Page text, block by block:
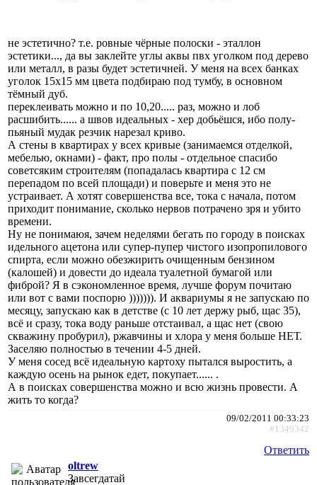
не эстетично? т.е. ровные чёрные полоски - эталлон
эстетики..., да вы заклейте углы аквы пвх уголком под дерево
или металл, в разы будет эстетичней. У меня на всех банках
уголок 15х15 мм цвета подбираю под тумбу, в основном
тёмный дуб.
переклеивать можно и по 10,20..... раз, можно и лоб
расшибить...... а швов идеальных - хер добьёшся, ибо полу-
пьяный мудак резчик нарезал криво.
А стены в квартирах у всех кривые (занимаемся отделкой,
мебелью, окнами) - факт, про полы - отдельное спасибо
советсяким строителям (попадалась квартира с 12 см
перепадом по всей площади) и поверьте и меня это не
устраивает. А хотят совершенства все, тока с начала, потом
приходит понимание, сколько нервов потрачено зря и убито
времени.
Ну не понимаюя, зачем неделями бегать по городу в поисках
идельного ацетона или супер-пупер чистого изопропилового
спирта, если можно обезжирить очищенным бензином
(калошей) и довести до идеала туалетной бумагой или
фиброй? Я в сэкономленное время, лучше форум почитаю
или вот с вами поспорю ))))))). И аквариумы я не запускаю по
месяцу, запускаю как в детстве (с 10 лет держу рыб, щас 35),
всё и сразу, тока воду раньше отстаивал, а щас нет (свою
скважину пробурил), ржавчины и хлора у меня больше НЕТ.
Заселяю полностью в течении 4-5 дней.
У меня сосед всё идеальную картоху пытался выростить, а
каждую осень на рынок едет, покупает...... .
А в поисках совершенства можно и всю жизнь провести. А
жить то когда?
09/02/2011 00:33:23
#1349342
Ответить
oltrew
Завсегдатай